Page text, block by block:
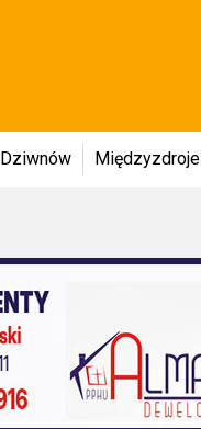
Dziwnów Międzyzdroje